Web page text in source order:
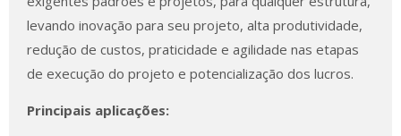
levando inovação para seu projeto, alta produtividade,
redução de custos, praticidade e agilidade nas etapas
de execução do projeto e potencialização dos lucros.
Principais aplicações: